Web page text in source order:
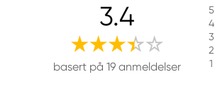
3.4
basert på 19 anmeldelser
5
4
3
2
1